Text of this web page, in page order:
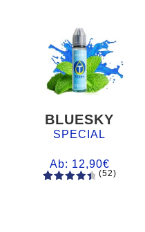
BLUESKY
SPECIAL
Ab: 12,90€
(52)